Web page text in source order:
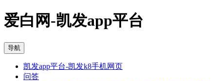
爱白网-凯发app平台
导航
凯发app平台-凯发k8手机网页
问答